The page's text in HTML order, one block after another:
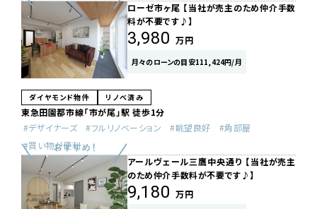
ローゼ市ヶ尾 【当社が売主のため仲介手数
料が不要です♪】
3,980 万円
月々のローンの目安111,424円/月
ダイヤモンド物件 リノベ済み
東急田園都市線「市が尾」駅 徒歩1分
デザイナーズ
フルリノベーション 眺望良好
角部屋
買い物が便利
アールヴェール三鷹中央通り 【当社が売主
のため仲介手数料が不要です♪】
9,180 万円